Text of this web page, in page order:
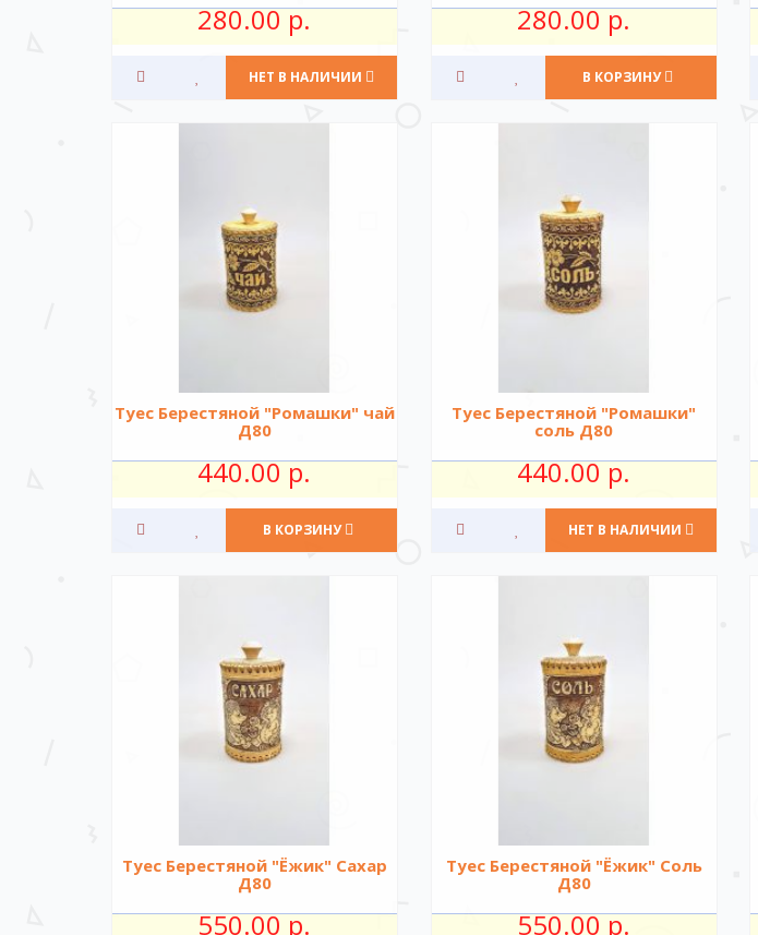
280.00 р.
НЕТ В НАЛИЧИИ
280.00 р.
В КОРЗИНУ
Туес Берестяной "Ромашки" чай
Д80
440.00 р.
В КОРЗИНУ
Туес Берестяной "Ромашки"
соль Д80
440.00 р.
НЕТ В НАЛИЧИИ
Туес Берестяной "Ёжик" Сахар
Д80
550.00 р.
Туес Берестяной "Ёжик" Соль
Д80
550.00 р.